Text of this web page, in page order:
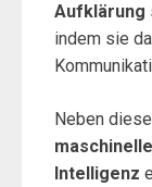
Aufklärung
indem sie
Neben
Intelligenz